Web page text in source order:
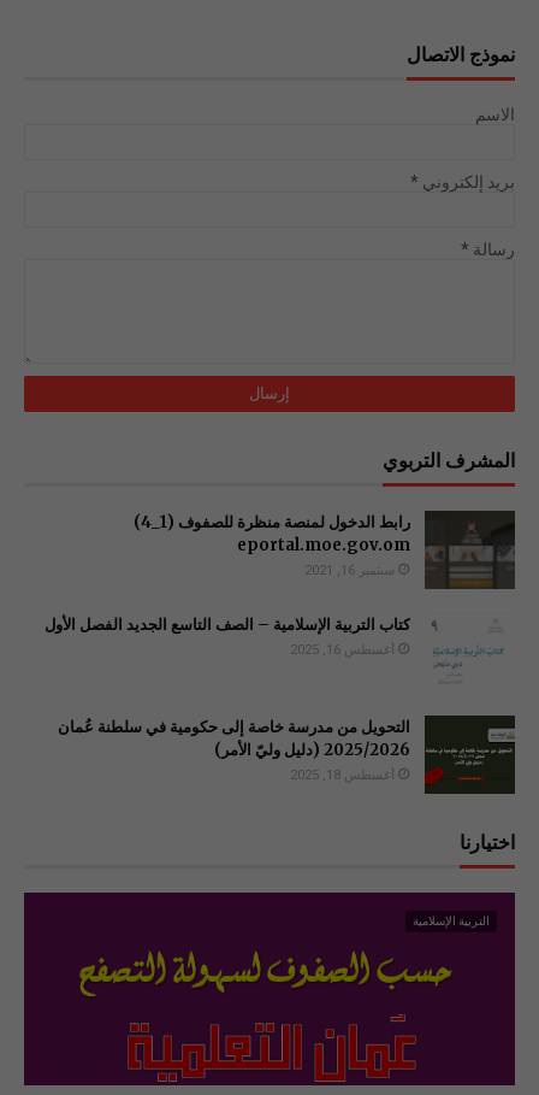
نموذج الاتصال
الاسم
بريد إلكتروني *
رسالة *
المشرف التربوي
رابط الدخول لمنصة منظرة للصفوف (1_4)
سبتمبر 16, 2021
كتاب التربية الإسلامية – الصف التاسع الجديد الفصل الأول
أغسطس 16, 2025
التحويل من مدرسة خاصة إلى حكومية في سلطنة عُمان
2025/2026 (دليل وليّ الأمر)
أغسطس 18, 2025
اختيارنا
التربية الإسلامية